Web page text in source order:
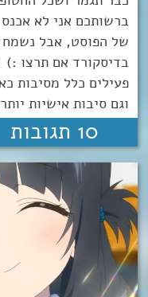
ברשותכם אני לא
של הפוסט, אבל נשמח
בדיסקורד אם תרצו :)
פעילים כלל מסיבות
וגם סיבות אישיות
10 תגובות